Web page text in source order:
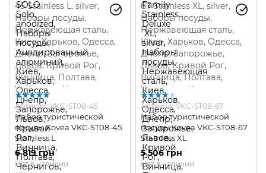
Артикул: VKC-ST08-45
Набор туристической
посуды Kovea VKC-ST08-45
Stainless L
6 819 грн
Нет в наличии
Артикул: VKC-ST08-67
Набор туристической
посуды Kovea VKC-ST08-67
Stainless XL
5 506 грн
Нет в наличии